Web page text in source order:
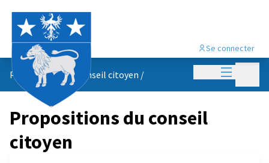
Menu
Se connecter
Propositions du conseil citoyen /
Propositions du conseil
citoyen